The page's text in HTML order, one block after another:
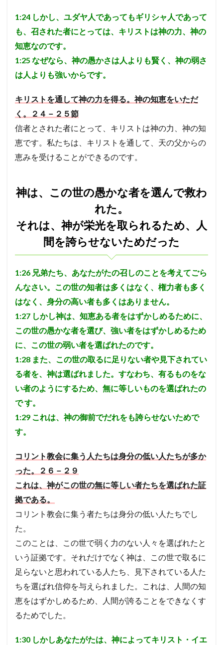
1:24 しかし、ユダヤ人であってもギリシャ人であって
も、召された者にとっては、キリストは神の力、神の
知恵なのです。
1:25 なぜなら、神の愚かさは人よりも賢く、神の弱さ
は人よりも強いからです。
キリストを通して神の力を得る。神の知恵をいただ
く。２４－２５節
信者とされた者にとって、キリストは神の力、神の知
恵です。私たちは、キリストを通して、天の父からの
恵みを受けることができるのです。
神は、この世の愚かな者を選んで救わ
れた。
それは、神が栄光を取られるため、人
間を誇らせないためだった
1:26 兄弟たち、あなたがたの召しのことを考えてごら
んなさい。この世の知者は多くはなく、権力者も多く
はなく、身分の高い者も多くはありません。
1:27 しかし神は、知恵ある者をはずかしめるために、
この世の愚かな者を選び、強い者をはずかしめるため
に、この世の弱い者を選ばれたのです。
1:28 また、この世の取るに足りない者や見下されてい
る者を、神は選ばれました。すなわち、有るものをな
い者のようにするため、無に等しいものを選ばれたの
です。
1:29 これは、神の御前でだれをも誇らせないためで
す。
コリント教会に集う人たちは身分の低い人たちが多か
った。２６－２９
これは、神がこの世の無に等しい者たちを選ばれた証
拠である。
コリント教会に集う者たちは身分の低い人たちでし
た。
このことは、この世で弱く力のない人々を選ばれたと
いう証拠です。それだけでなく神は、この世で取るに
足らないと思われている人たち、見下されている人た
ちを選ばれ信仰を与えられました。これは、人間の知
恵をはずかしめるため、人間が誇ることをできなくす
るためでした。
1:30 しかしあなたがたは、神によってキリスト・イエ